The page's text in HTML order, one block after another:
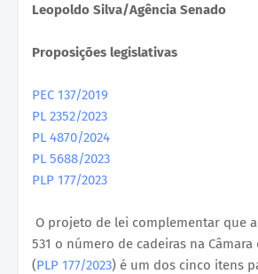
Leopoldo Silva/Agência Senado
Proposições legislativas
PEC 137/2019
PL 2352/2023
PL 4870/2024
PL 5688/2023
PLP 177/2023
O projeto de lei complementar que
531 o número de cadeiras na
(PLP 177/2023) é um dos cinco itens